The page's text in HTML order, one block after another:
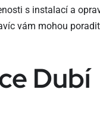
s instalací a
vám mohou
Dubí